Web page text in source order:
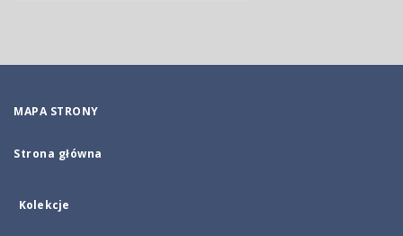
MAPA STRONY
Strona główna
Kolekcje